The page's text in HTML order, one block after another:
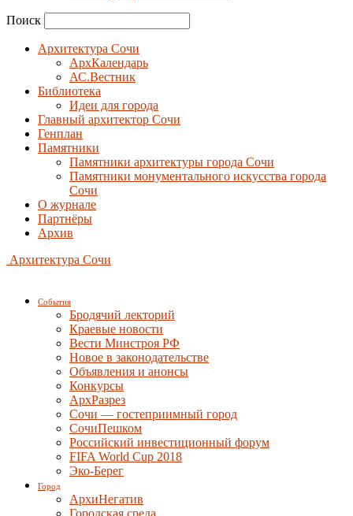
Поиск
Архитектура Сочи
АрхКалендарь
АС.Вестник
Библиотека
Идеи для города
Главный архитектор Сочи
Генплан
Памятники
Памятники архитектуры города Сочи
Памятники монументального искусства города
Сочи
О журнале
Партнёры
Архив
Архитектура Сочи
События
Бродячий лекторий
Краевые новости
Вести Минстроя РФ
Новое в законодательстве
Объявления и анонсы
Конкурсы
АрхРазрез
Сочи — гостеприимный город
СочиПешком
Российский инвестиционный форум
FIFA World Cup 2018
Эко-Берег
Город
АрхиНегатив
Городская среда